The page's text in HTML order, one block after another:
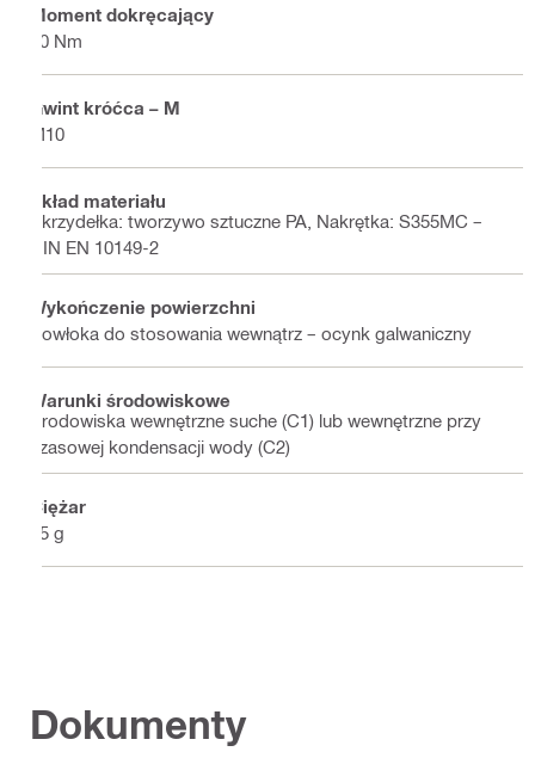
Moment dokręcający
30 Nm
Gwint króćca – M
M10
Skład materiału
Skrzydełka: tworzywo sztuczne PA, Nakrętka: S355MC –
DIN EN 10149-2
Wykończenie powierzchni
Powłoka do stosowania wewnątrz – ocynk galwaniczny
Warunki środowiskowe
Środowiska wewnętrzne suche (C1) lub wewnętrzne przy
czasowej kondensacji wody (C2)
Ciężar
25 g
Dokumenty